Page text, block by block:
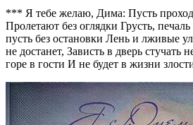
*** Я тебе желаю, Дима: Пусть
Пролетают без оглядки Грусть,
пусть без остановки Лень и лживые
не достанет, Зависть в дверь стучать
горе в гости И не будет в жизни